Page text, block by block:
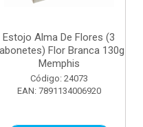
Estojo Alma De Flores (3
Flor Branca 130g
Memphis
Código: 24073
EAN: 7891134006920